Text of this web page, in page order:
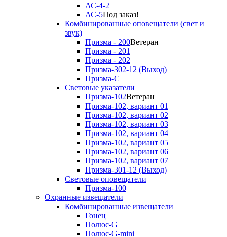
АС-4-2
АС-5Под заказ!
Комбинированные оповещатели (свет и
звук)
Призма - 200Ветеран
Призма - 201
Призма - 202
Призма-302-12 (Выход)
Призма-С
Световые указатели
Призма-102Ветеран
Призма-102, вариант 01
Призма-102, вариант 02
Призма-102, вариант 03
Призма-102, вариант 04
Призма-102, вариант 05
Призма-102, вариант 06
Призма-102, вариант 07
Призма-301-12 (Выход)
Световые оповещатели
Призма-100
Охранные извещатели
Комбинированные извещатели
Гонец
Полюс-G
Полюс-G-mini